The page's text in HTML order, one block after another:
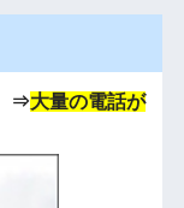
⇒大量の電話が